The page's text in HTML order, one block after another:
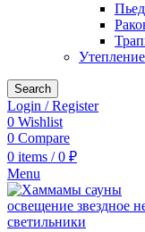
Search
Login / Register
0 Wishlist
0 Compare
0 items / 0 ₽
Menu